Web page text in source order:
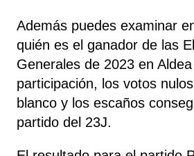
Además puedes examinar
quién es el ganador de las
Generales de 2023 en
participación, los votos
blanco y los escaños
partido del 23J.